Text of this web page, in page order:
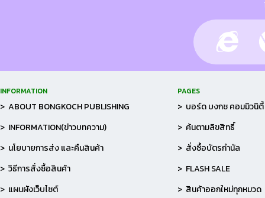
INFORMATION
> ABOUT BONGKOCH PUBLISHING
> INFORMATION(ข่าวบทความ)
> นโยบายการส่ง และคืนสินค้า
> วิธีการสั่งซื้อสินค้า
> แผนผังเว็บไซต์
PAGES
> บอร์ด บงกช คอมมิวนิตี้
> ค้นตามลิขสิทธิ์
> สั่งซื้อบัตรกำนัล
> FLASH SALE
> สินค้าออกใหม่ทุกหมวด